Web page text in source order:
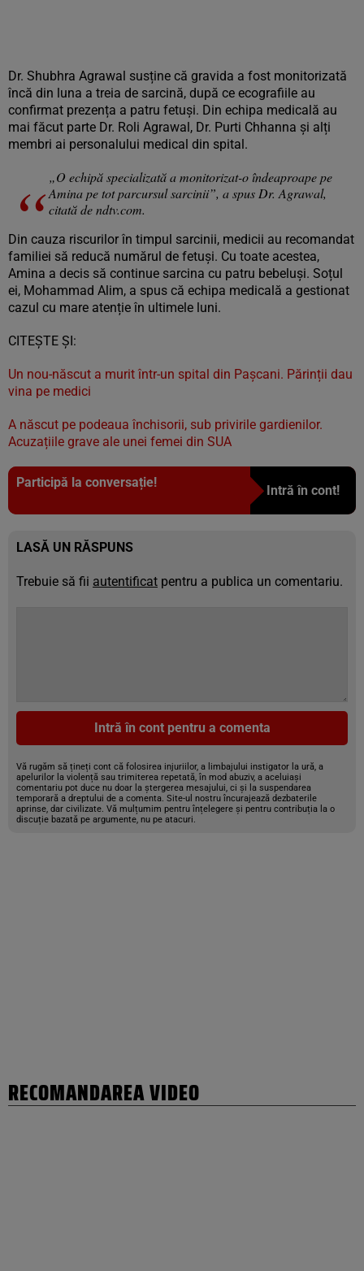
Dr. Shubhra Agrawal susține că gravida a fost monitorizată
încă din luna a treia de sarcină, după ce ecografiile au
confirmat prezența a patru fetuși. Din echipa medicală au
mai făcut parte Dr. Roli Agrawal, Dr. Purti Chhanna și alți
membri ai personalului medical din spital.
„O echipă specializată a monitorizat-o îndeaproape pe
Amina pe tot parcursul sarcinii”, a spus Dr. Agrawal,
citată de ndtv.com.
Din cauza riscurilor în timpul sarcinii, medicii au recomandat
familiei să reducă numărul de fetuși. Cu toate acestea,
Amina a decis să continue sarcina cu patru bebeluși. Soțul
ei, Mohammad Alim, a spus că echipa medicală a gestionat
cazul cu mare atenție în ultimele luni.
CITEȘTE ȘI:
Un nou-născut a murit într-un spital din Pașcani. Părinții dau
vina pe medici
A născut pe podeaua închisorii, sub privirile gardienilor.
Acuzațiile grave ale unei femei din SUA
Participă la conversație!
Intră în cont!
LASĂ UN RĂSPUNS
Trebuie să fii autentificat pentru a publica un comentariu.
Intră în cont pentru a comenta
Vă rugăm să țineți cont că folosirea injuriilor, a limbajului instigator la ură, a
apelurilor la violență sau trimiterea repetată, în mod abuziv, a aceluiași
comentariu pot duce nu doar la ștergerea mesajului, ci și la suspendarea
temporară a dreptului de a comenta. Site-ul nostru încurajează dezbaterile
aprinse, dar civilizate. Vă mulțumim pentru înțelegere și pentru contribuția la o
discuție bazată pe argumente, nu pe atacuri.
RECOMANDAREA VIDEO